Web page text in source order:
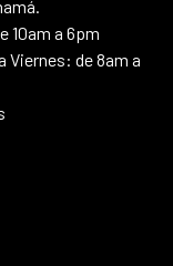
10am a 6pm
de 8am a